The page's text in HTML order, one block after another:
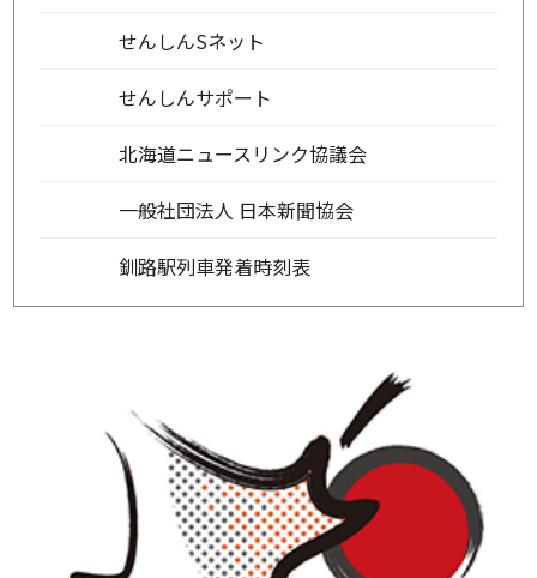
せんしんSネット
せんしんサポート
北海道ニュースリンク協議会
一般社団法人 日本新聞協会
釧路駅列車発着時刻表